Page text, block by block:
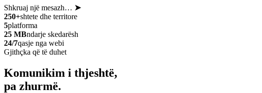
Shkruaj një mesazh… ➤
250+shtete dhe territore
5platforma
25 MBndarje skedarësh
24/7qasje nga webi
Gjithçka që të duhet
Komunikim i thjeshtë,
pa zhurmë.